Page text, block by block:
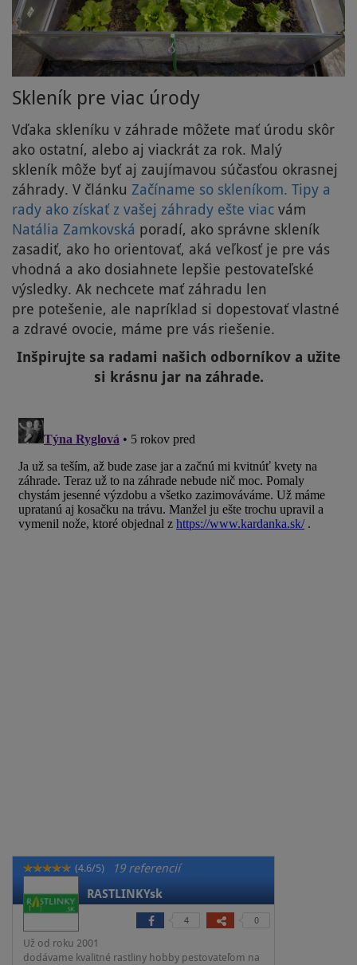
Skleník pre viac úrody
Vďaka skleníku v záhrade môžete mať úrodu skôr
ako ostatní, alebo aj viackrát za rok. Malý
skleník môže byť aj zaujímavou súčasťou okrasnej
záhrady. V článku Začíname so skleníkom. Tipy a
rady ako získať z vašej záhrady ešte viac vám
Natália Zamkovská poradí, ako správne skleník
zasadiť, ako ho orientovať, aká veľkosť je pre vás
vhodná a ako dosiahnete lepšie pestovateľské
výsledky. Ak nechcete mať záhradu len
pre potešenie, ale napríklad si dopestovať vlastné
a zdravé ovocie, máme pre vás riešenie.
Inšpirujte sa radami našich odborníkov a užite
si krásnu jar na záhrade.
(4.6/5)
19 referencií
RASTLINKYsk
4 0
Už od roku 2001
dodávame kvalitné rastliny hobby pestovateľom na